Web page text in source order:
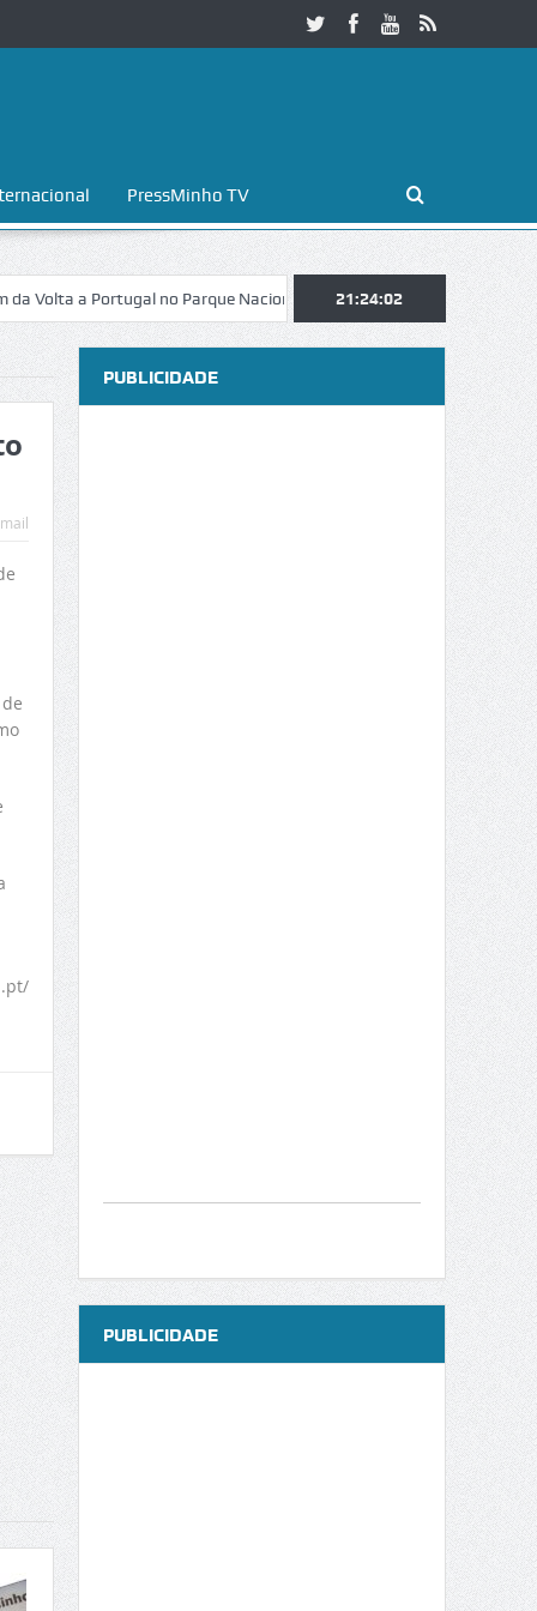
PressMinho TV
Portugal no Parque Nacional da Peneda-Gerês Esposende.
21:24:03
PUBLICIDADE
PUBLICIDADE